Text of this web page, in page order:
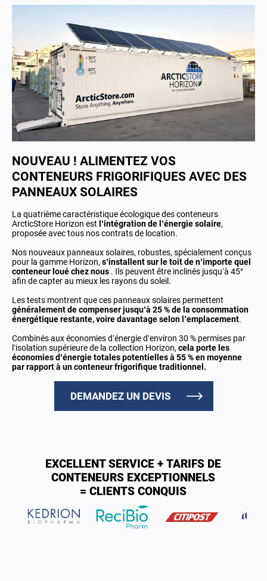
NOUVEAU ! ALIMENTEZ VOS
CONTENEURS FRIGORIFIQUES AVEC DES
PANNEAUX SOLAIRES
La quatrième caractéristique écologique des conteneurs
ArcticStore Horizon est l’intégration de l’énergie solaire,
proposée avec tous nos contrats de location.
Nos nouveaux panneaux solaires, robustes, spécialement conçus
pour la gamme Horizon,s’installent sur le toit de n’importe quel
conteneur loué chez nous . Ils peuvent être inclinés jusqu’à 45°
afin de capter au mieux les rayons du soleil.
Les tests montrent que ces panneaux solaires permettent
généralement de compenser jusqu’à 25 % de la consommation
énergétique restante, voire davantage selon l’emplacement.
Combinés aux économies d’énergie d’environ 30 % permises par
l’isolation supérieure de la collection Horizon,cela porte les
économies d’énergie totales potentielles à 55 % en moyenne
par rapport à un conteneur frigorifique traditionnel.
DEMANDEZ UN DEVIS
EXCELLENT SERVICE + TARIFS DE
CONTENEURS EXCEPTIONNELS
= CLIENTS CONQUIS